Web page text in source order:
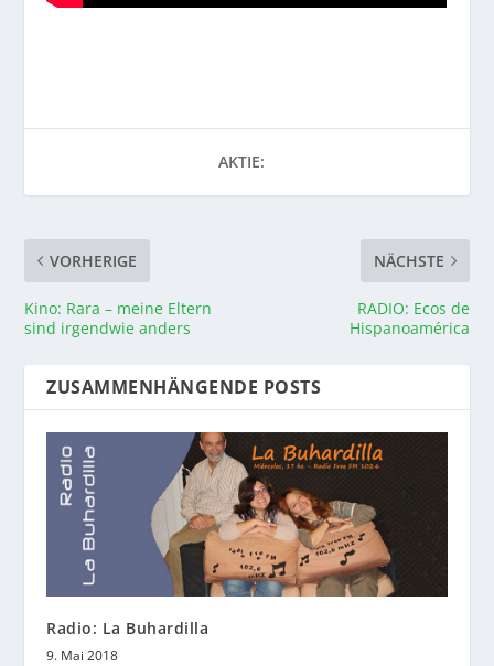
AKTIE:
VORHERIGE
Kino: Rara – meine Eltern
sind irgendwie anders
NÄCHSTE
RADIO: Ecos de
Hispanoamérica
ZUSAMMENHÄNGENDE POSTS
Radio: La Buhardilla
9. Mai 2018